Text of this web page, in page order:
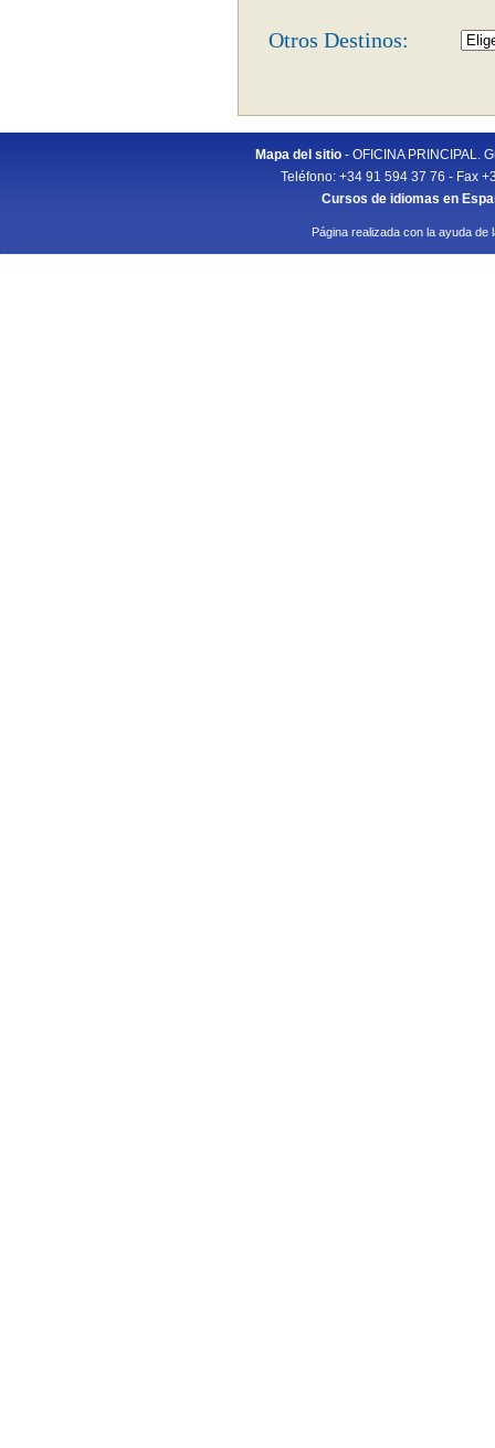
Otros Destinos:
Mapa del sitio- OFICINA PRINCIPAL.
Teléfono: +34 91 594 37 76 - Fax
Cursos de idiomas en
Página realizada con la ayuda